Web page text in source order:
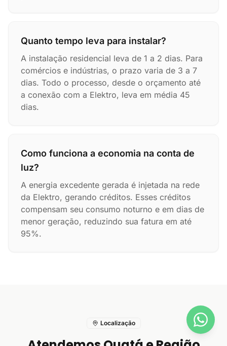
Quanto tempo leva para instalar?
A instalação residencial leva de 1 a 2 dias. Para
comércios e indústrias, o prazo varia de 3 a 7
dias. Todo o processo, desde o orçamento até
a conexão com a Elektro, leva em média 45
dias.
Como funciona a economia na conta de
luz?
A energia excedente gerada é injetada na rede
da Elektro, gerando créditos. Esses créditos
compensam seu consumo noturno e em dias de
menor geração, reduzindo sua fatura em até
95%.
Localização